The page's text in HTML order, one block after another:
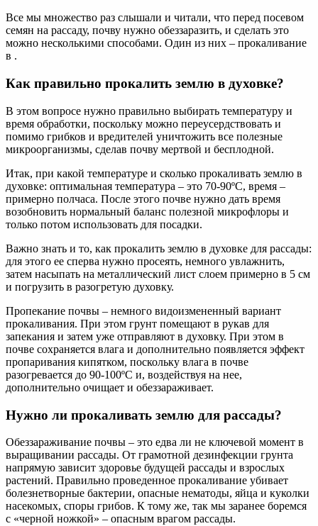
Все мы множество раз слышали и читали, что перед посевом
семян на рассаду, почву нужно обеззаразить, и сделать это
можно несколькими способами. Один из них – прокаливание
в .
Как правильно прокалить землю в духовке?
В этом вопросе нужно правильно выбирать температуру и
время обработки, поскольку можно переусердствовать и
помимо грибков и вредителей уничтожить все полезные
микроорганизмы, сделав почву мертвой и бесплодной.
Итак, при какой температуре и сколько прокаливать землю в
духовке: оптимальная температура – это 70-90ºС, время –
примерно полчаса. После этого почве нужно дать время
возобновить нормальный баланс полезной микрофлоры и
только потом использовать для посадки.
Важно знать и то, как прокалить землю в духовке для рассады:
для этого ее сперва нужно просеять, немного увлажнить,
затем насыпать на металлический лист слоем примерно в 5 см
и погрузить в разогретую духовку.
Пропекание почвы – немного видоизмененный вариант
прокаливания. При этом грунт помещают в рукав для
запекания и затем уже отправляют в духовку. При этом в
почве сохраняется влага и дополнительно появляется эффект
пропаривания кипятком, поскольку влага в почве
разогревается до 90-100ºС и, воздействуя на нее,
дополнительно очищает и обеззараживает.
Нужно ли прокаливать землю для рассады?
Обеззараживание почвы – это едва ли не ключевой момент в
выращивании рассады. От грамотной дезинфекции грунта
напрямую зависит здоровье будущей рассады и взрослых
растений. Правильно проведенное прокаливание убивает
болезнетворные бактерии, опасные нематоды, яйца и куколки
насекомых, споры грибов. К тому же, так мы заранее боремся
с «черной ножкой» – опасным врагом рассады.